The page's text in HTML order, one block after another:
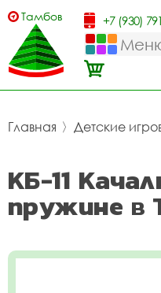
Тамбов +7 (930)
Главная 〉 Детские
КБ-11
пружине в